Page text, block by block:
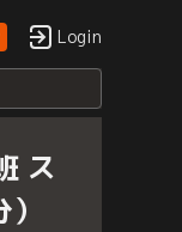
Login
ス